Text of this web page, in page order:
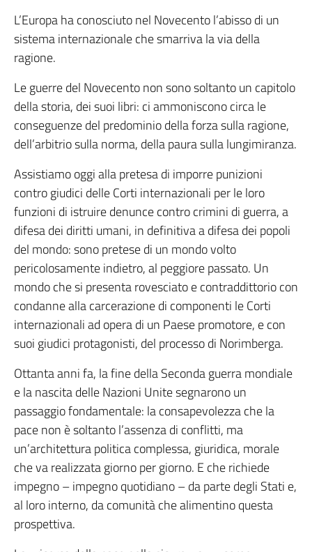
L’Europa ha conosciuto nel Novecento l’abisso di un
sistema internazionale che smarriva la via della
ragione.
Le guerre del Novecento non sono soltanto un capitolo
della storia, dei suoi libri: ci ammoniscono circa le
conseguenze del predominio della forza sulla ragione,
dell’arbitrio sulla norma, della paura sulla lungimiranza.
Assistiamo oggi alla pretesa di imporre punizioni
contro giudici delle Corti internazionali per le loro
funzioni di istruire denunce contro crimini di guerra, a
difesa dei diritti umani, in definitiva a difesa dei popoli
del mondo: sono pretese di un mondo volto
pericolosamente indietro, al peggiore passato. Un
mondo che si presenta rovesciato e contraddittorio con
condanne alla carcerazione di componenti le Corti
internazionali ad opera di un Paese promotore, e con
suoi giudici protagonisti, del processo di Norimberga.
Ottanta anni fa, la fine della Seconda guerra mondiale
e la nascita delle Nazioni Unite segnarono un
passaggio fondamentale: la consapevolezza che la
pace non è soltanto l’assenza di conflitti, ma
un’architettura politica complessa, giuridica, morale
che va realizzata giorno per giorno. E che richiede
impegno – impegno quotidiano – da parte degli Stati e,
al loro interno, da comunità che alimentino questa
prospettiva.